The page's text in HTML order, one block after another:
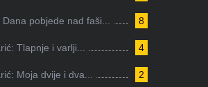
8
pobjede nad faši...
4
Tlapnje i varlji...
2
Moja dvije i dva...